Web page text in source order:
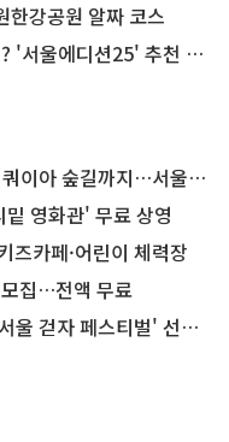
강공원 알짜 코스
울에디션25' 추천 코스
길까지…서울둘레길 15코스
영화관' 무료 상영
즈카페·어린이 체력장
집…전액 무료
페스티벌' 선착순 5천명